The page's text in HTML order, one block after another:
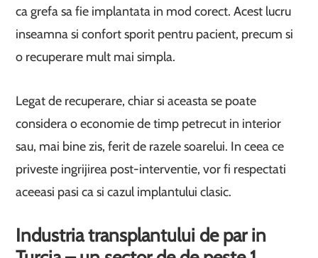
ca grefa sa fie implantata in mod corect. Acest lucru
inseamna si confort sporit pentru pacient, precum si
o recuperare mult mai simpla.
Legat de recuperare, chiar si aceasta se poate
considera o economie de timp petrecut in interior
sau, mai bine zis, ferit de razele soarelui. In ceea ce
priveste ingrijirea post-interventie, vor fi respectati
aceeasi pasi ca si cazul implantului clasic.
Industria transplantului de par in